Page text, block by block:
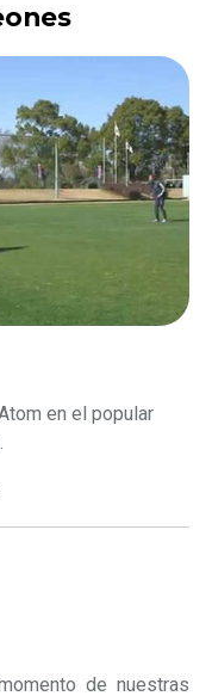
en el popular
de nuestras